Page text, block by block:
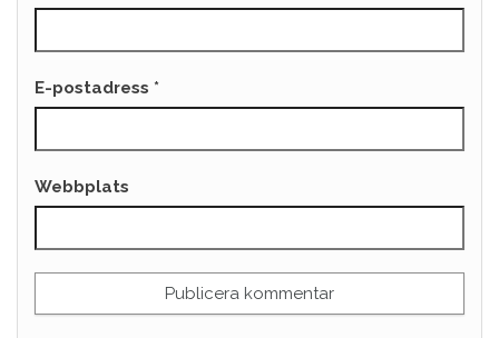
E-postadress *
Webbplats